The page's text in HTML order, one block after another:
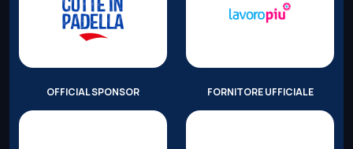
OFFICIAL SPONSOR FORNITORE UFFICIALE